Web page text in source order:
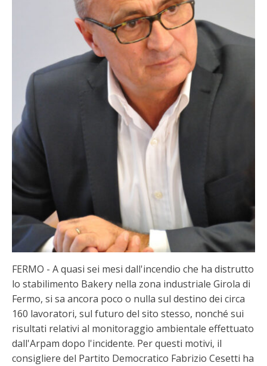
FERMO - A quasi sei mesi dall'incendio che ha distrutto
lo stabilimento Bakery nella zona industriale Girola di
Fermo, si sa ancora poco o nulla sul destino dei circa
160 lavoratori, sul futuro del sito stesso, nonché sui
risultati relativi al monitoraggio ambientale effettuato
dall'Arpam dopo l'incidente. Per questi motivi, il
consigliere del Partito Democratico Fabrizio Cesetti ha